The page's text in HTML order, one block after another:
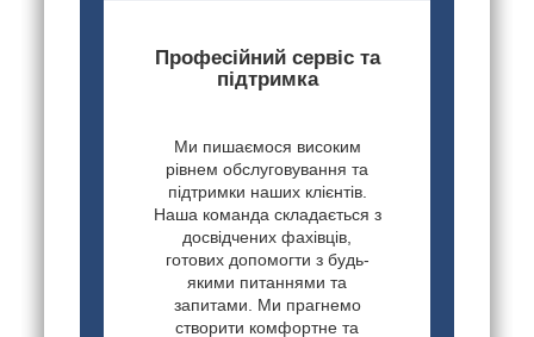
Професійний сервіс та
підтримка
Ми пишаємося високим
рівнем обслуговування та
підтримки наших клієнтів.
Наша команда складається з
досвідчених фахівців,
готових допомогти з будь-
якими питаннями та
запитами. Ми прагнемо
створити комфортне та